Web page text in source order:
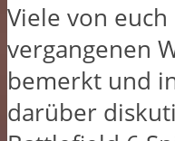
Viele von
vergangenen
bemerkt und
darüber